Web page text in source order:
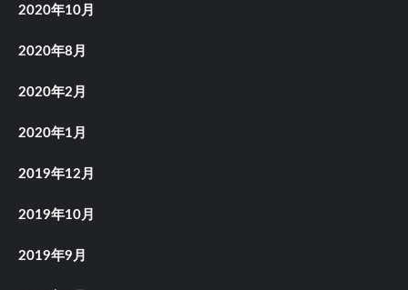
2020年10月
2020年8月
2020年2月
2020年1月
2019年12月
2019年10月
2019年9月